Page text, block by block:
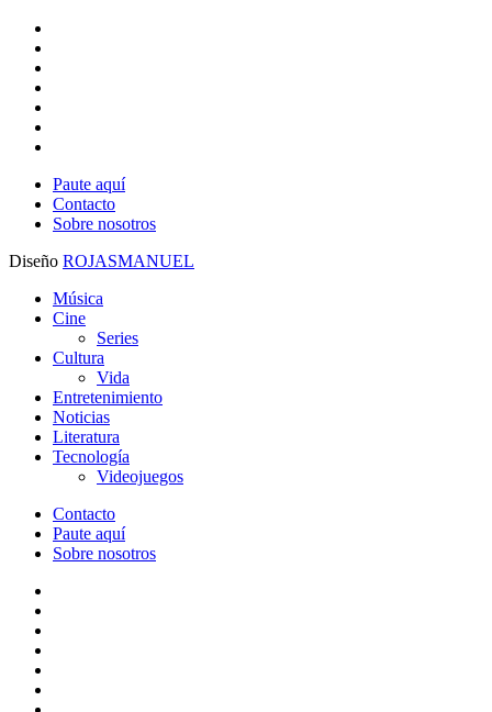
Paute aquí
Contacto
Sobre nosotros
Diseño ROJASMANUEL
Close
Menu
Música
Cine
Series
Cultura
Vida
Entretenimiento
Noticias
Literatura
Tecnología
Videojuegos
Contacto
Paute aquí
Sobre nosotros